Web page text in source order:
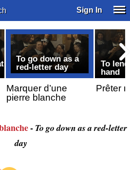
Sign In
To go down as a
red-letter day
Marquer d’une
pierre blanche
To
hand
Prêter
- To go down as a red-letter
day